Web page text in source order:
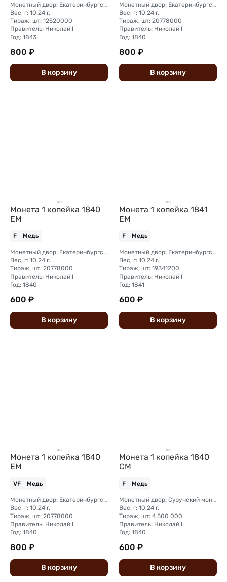
Монетный двор: Екатеринбургский монетный двор
Вес, г: 10.24 г.
Тираж, шт: 12520000
Правитель: Николай I
Год: 1843
800 ₽
В корзину
Монетный двор: Екатеринбургский монетный двор
Вес, г: 10.24 г.
Тираж, шт: 20778000
Правитель: Николай I
Год: 1840
800 ₽
В корзину
Монета 1 копейка 1840
ЕМ
F Медь
Монетный двор: Екатеринбургский монетный двор
Вес, г: 10.24 г.
Тираж, шт: 20778000
Правитель: Николай I
Год: 1840
600 ₽
В корзину
Монета 1 копейка 1841
ЕМ
F Медь
Монетный двор: Екатеринбургский монетный двор
Вес, г: 10.24 г.
Тираж, шт: 19341200
Правитель: Николай I
Год: 1841
600 ₽
В корзину
Монета 1 копейка 1840
ЕМ
VF Медь
Монетный двор: Екатеринбургский монетный двор
Вес, г: 10.24 г.
Тираж, шт: 20778000
Правитель: Николай I
Год: 1840
800 ₽
В корзину
Монета 1 копейка 1840
СМ
F Медь
Монетный двор: Сузунский монетный двор (Сибирь)
Вес, г: 10.24 г.
Тираж, шт: 4 500 000
Правитель: Николай I
Год: 1840
600 ₽
В корзину